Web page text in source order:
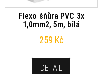
Flexo šňůra PVC 3x
1,0mm2, 5m, bílá
259 Kč
DETAIL